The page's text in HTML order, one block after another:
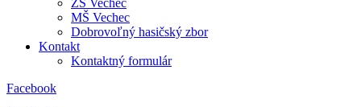
ZŠ Vechec
MŠ Vechec
Dobrovoľný hasičský zbor
Kontakt
Kontaktný formulár
Facebook